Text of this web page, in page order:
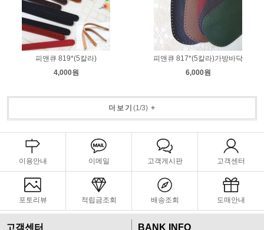
피앤큐 819*(5칼라)
4,000원
피앤큐 817*(5칼라)가방바닥
6,000원
더보기 (1 /3)+
이용안내 이메일 고객게시판 고객센터
포토리뷰 적립금조회 배송조회 도매안내
고객센터 BANK INFO